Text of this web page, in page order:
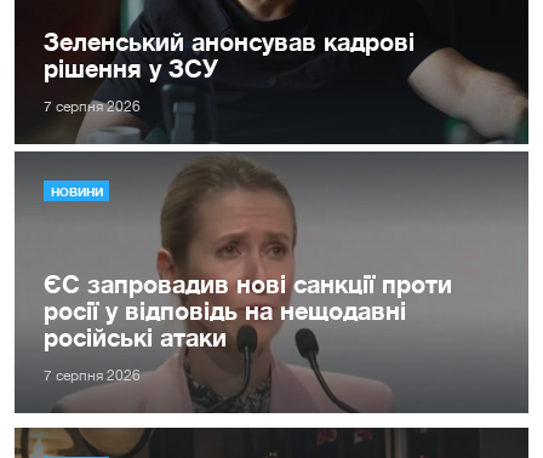
Зеленський анонсував кадрові
рішення у ЗСУ
7 серпня 2026
НОВИНИ
ЄС запровадив нові санкції проти
росії у відповідь на нещодавні
російські атаки
7 серпня 2026